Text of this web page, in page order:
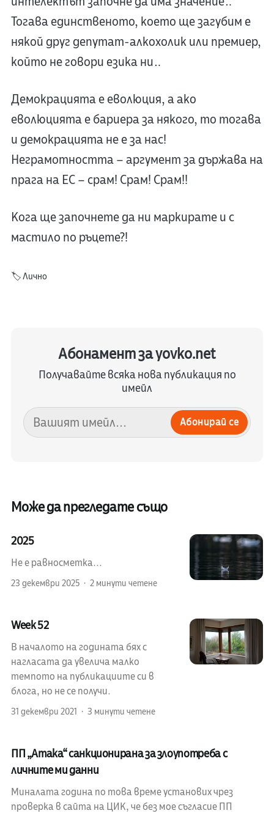
Тогава единственото, което ще загубим е
някой друг депутат-алкохолик или премиер,
който не говори езика ни…
Демокрацията е еволюция, а ако
еволюцията е бариера за някого, то тогава
и демокрацията не е за нас!
Неграмотността – аргумент за държава на
прага на ЕС – срам! Срам! Срам!!
Кога ще започнете да ни маркирате и с
мастило по ръцете?!
🏷️Лично
Абонамент за yovko.net
Получавайте всяка нова публикация по
имейл
Абонирай се
Може да прегледате също
2025
Не е равносметка...
23 декември 2025 2 минути четене
Week 52
В началото на годината бях с
нагласата да увелича малко
темпото на публикациите си в
блога, но не се получи.
31 декември 2021 3 минути четене
ПП „Атака“ санкционирана за злоупотреба с
личните ми данни
Миналата година по това време установих чрез
проверка в сайта на ЦИК, че без мое съгласие ПП